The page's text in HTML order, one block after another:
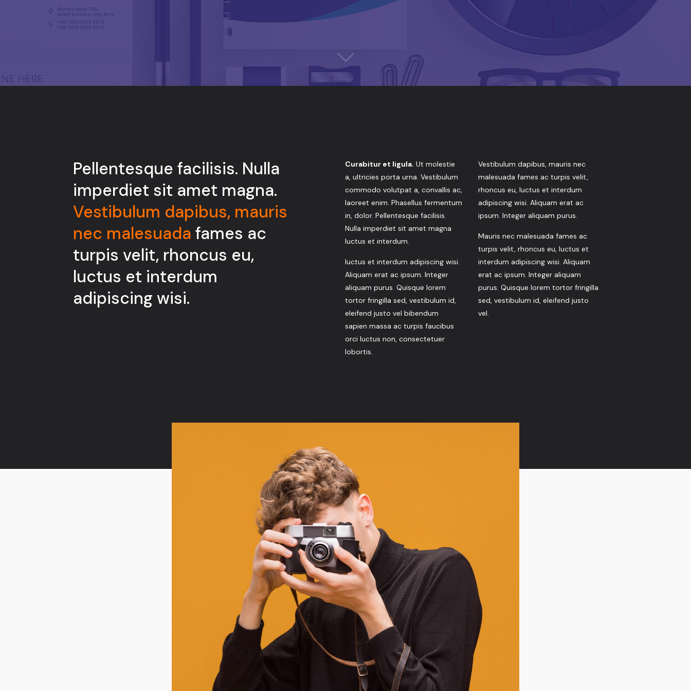
Pellentesque facilisis. Nulla
imperdiet sit amet magna.
Vestibulum dapibus, mauris
nec malesuada fames ac
turpis velit, rhoncus eu,
luctus et interdum
adipiscing wisi.
Curabitur et ligula. Ut molestie
a, ultricies porta urna. Vestibulum
commodo volutpat a, convallis ac,
laoreet enim. Phasellus fermentum
in, dolor. Pellentesque facilisis.
Nulla imperdiet sit amet magna
luctus et interdum.
luctus et interdum adipiscing wisi.
Aliquam erat ac ipsum. Integer
aliquam purus. Quisque lorem
tortor fringilla sed, vestibulum id,
eleifend justo vel bibendum
sapien massa ac turpis faucibus
orci luctus non, consectetuer
lobortis.
Vestibulum dapibus, mauris nec
malesuada fames ac turpis velit,
rhoncus eu, luctus et interdum
adipiscing wisi. Aliquam erat ac
ipsum. Integer aliquam purus.
Mauris nec malesuada fames ac
turpis velit, rhoncus eu, luctus et
interdum adipiscing wisi. Aliquam
erat ac ipsum. Integer aliquam
purus. Quisque lorem tortor fringilla
sed, vestibulum id, eleifend justo
vel.